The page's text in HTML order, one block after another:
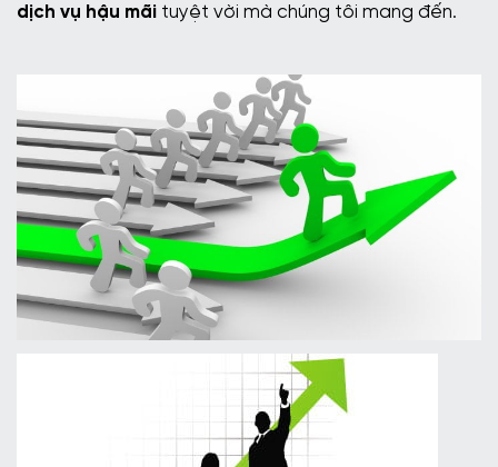
dịch vụ hậu mãi tuyệt vời mà chúng tôi mang đến.